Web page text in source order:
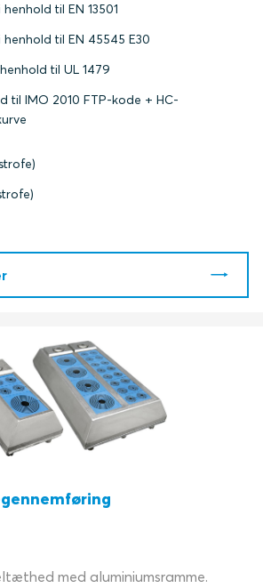
til EN 13501
henhold til EN 45545 E30
til UL 1479
til IMO 2010 FTP-kode + HC-
med aluminiumsramme.